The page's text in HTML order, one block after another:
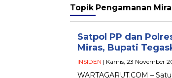
Topik Pengamanan
Satpol PP dan
Miras, Bupati
INSIDEN | Kamis, 23 November
WARTAGARUT.COM –